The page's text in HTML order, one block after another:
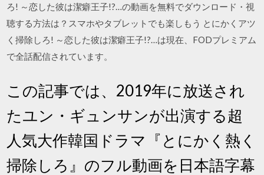
ろ! ～恋した彼は潔癖王子!?…の動画を無料でダウンロード・視
聴する方法は？スマホやタブレットでも楽しもう とにかくアツ
く掃除しろ! ～恋した彼は潔癖王子!?…は現在、FODプレミアム
で全話配信されています。
この記事では、2019年に放送され
たユン・ギュンサンが出演する超
人気大作韓国ドラマ『とにかく熱く
掃除しろ』のフル動画を日本語字幕